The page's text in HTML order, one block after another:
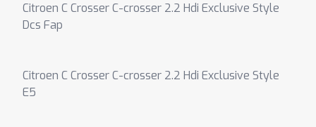
Citroen C Crosser C-crosser 2.2 Hdi Exclusive Style
Dcs Fap
Citroen C Crosser C-crosser 2.2 Hdi Exclusive Style
E5